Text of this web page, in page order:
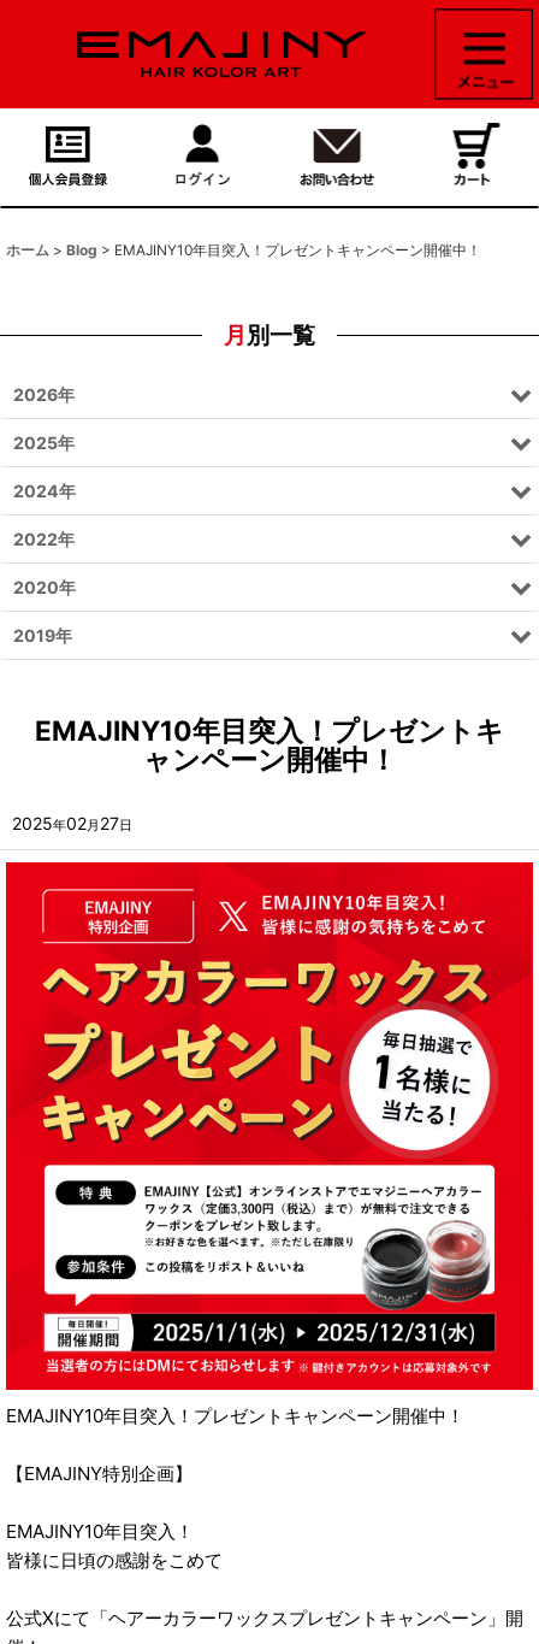
ホーム > Blog > EMAJINY10年目突入！プレゼントキャンペーン開催中！
EMAJINY10年目突入！プレゼントキ
ャンペーン開催中！
2025年02月 27日
EMAJINY10年目突入！プレゼントキャンペーン開催中！
【EMAJINY特別企画】
EMAJINY10年目突入！
皆様に日頃の感謝をこめて
公式Xにて「ヘアーカラーワックスプレゼントキャンペーン」開
月別一覧
2026年
2025年
2024年
2022年
2020年
2019年